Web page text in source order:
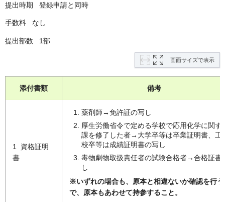
提出時期 登録申請と同時
手数料 なし
提出部数 1部
画面サイズで表示
添付書類 備考
1 資格証明
書
薬剤師→免許証の写し
厚生労働省令で定める学校で応用化学に関す
課を修了した者→大学卒等は卒業証明書、工
校卒等は成績証明書の写し
毒物劇物取扱責任者の試験合格者→合格証書
し
※いずれの場合も、原本と相違ないか確認を行
で、原本もあわせて持参すること。